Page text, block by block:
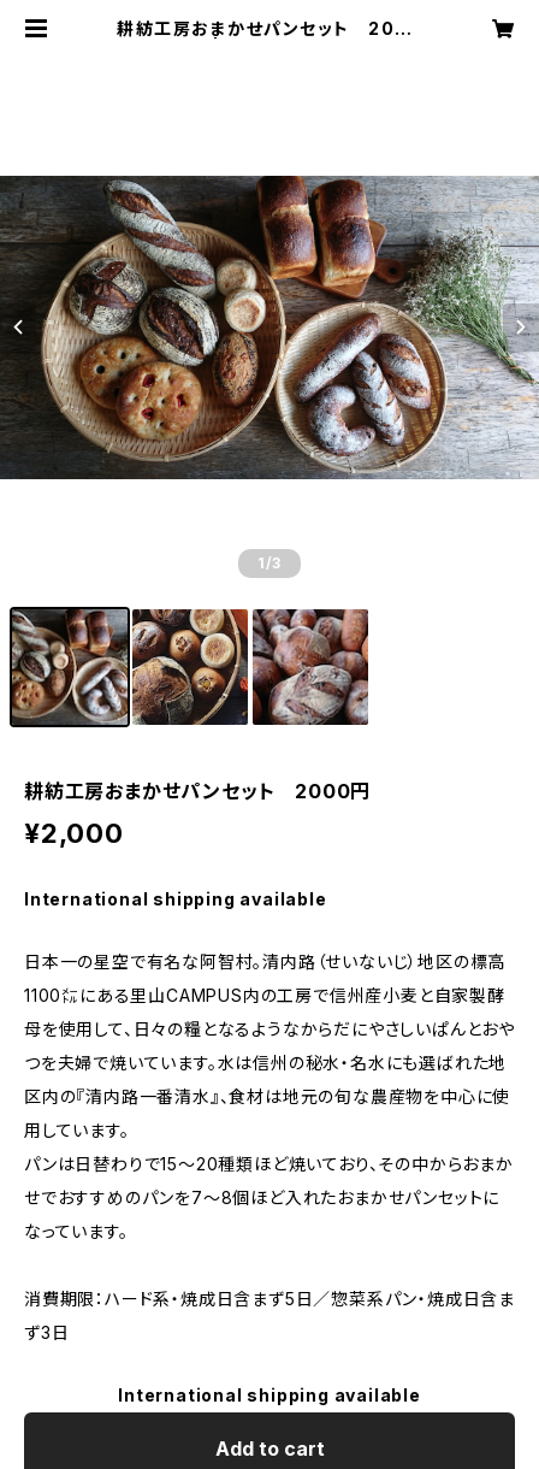
耕紡工房おまかせパンセット 2000
1 /3
耕紡工房おまかせパンセット 2000円
¥2,000
International shipping available
日本一の星空で有名な阿智村。清内路（せいないじ）地区の標高
1100㍍にある里山CAMPUS内の工房で信州産小麦と自家製酵
母を使用して、日々の糧となるようなからだにやさしいぱんとおや
つを夫婦で焼いています。水は信州の秘水・名水にも選ばれた地
区内の『清内路一番清水』、食材は地元の旬な農産物を中心に使
用しています。
パンは日替わりで15～20種類ほど焼いており、その中からおまか
せでおすすめのパンを7～8個ほど入れたおまかせパンセットに
なっています。
消費期限：ハード系・焼成日含まず5日／惣菜系パン・焼成日含ま
ず3日
International shipping available
Add to cart